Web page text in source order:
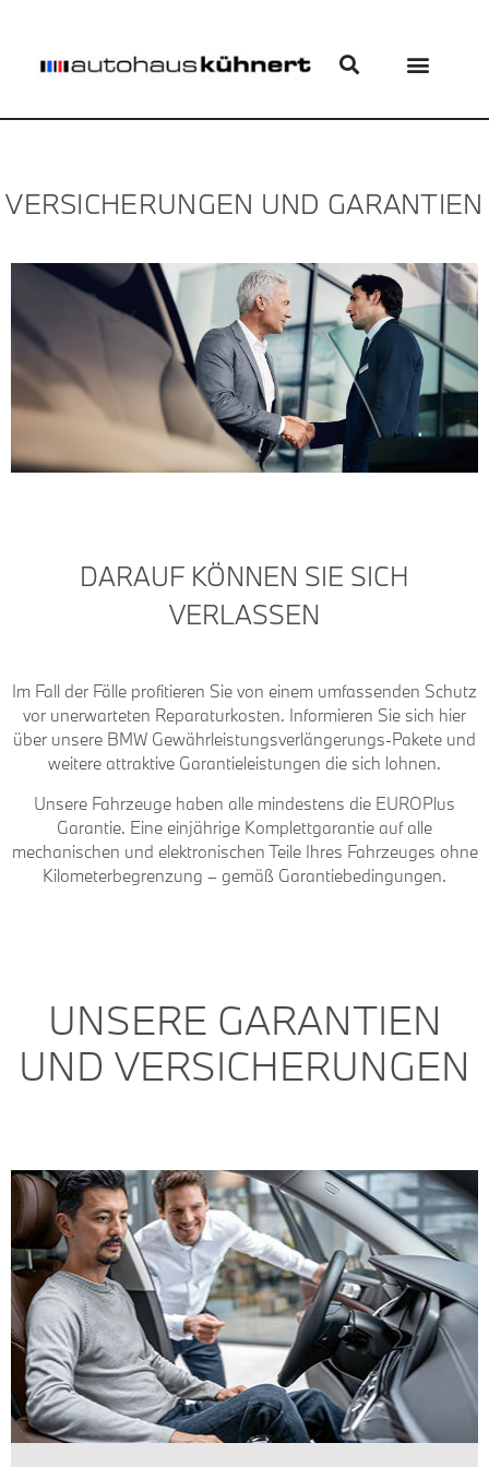
VERSICHERUNGEN UND GARANTIEN
DARAUF KÖNNEN SIE SICH
VERLASSEN
Im Fall der Fälle profitieren Sie von einem umfassenden Schutz
vor unerwarteten Reparaturkosten. Informieren Sie sich hier
über unsere BMW Gewährleistungsverlängerungs-Pakete und
weitere attraktive Garantieleistungen die sich lohnen.
Unsere Fahrzeuge haben alle mindestens die EUROPlus
Garantie. Eine einjährige Komplettgarantie auf alle
mechanischen und elektronischen Teile Ihres Fahrzeuges ohne
Kilometerbegrenzung – gemäß Garantiebedingungen.
UNSERE GARANTIEN
UND VERSICHERUNGEN